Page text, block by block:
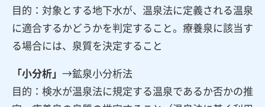
目的：対象とする地下水が、温泉法に定義される温泉
に適合するかどうかを判定すること。療養泉に該当す
る場合には、泉質を決定すること
「小分析」 →鉱泉小分析法
目的：検水が温泉法に規定する温泉であるか否かの推